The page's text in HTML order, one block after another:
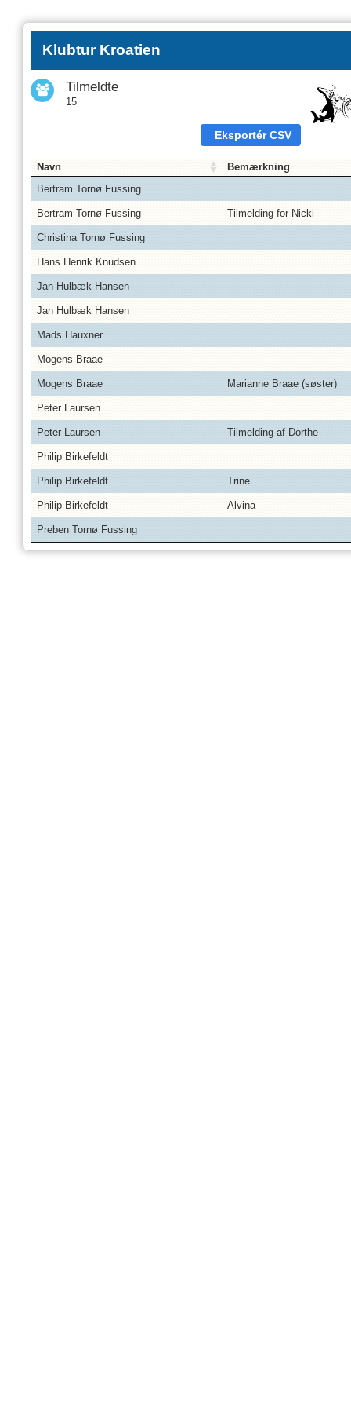
Klubtur Kroatien
Tilmeldte
15
Eksportér CSV
Navn
Bemærkning
Bertram Tornø Fussing
Bertram Tornø Fussing Tilmelding for Nicki
Christina Tornø Fussing
Hans Henrik Knudsen
Jan Hulbæk Hansen
Jan Hulbæk Hansen
Mads Hauxner
Mogens Braae
Mogens Braae Marianne Braae (søster)
Peter Laursen
Peter Laursen Tilmelding af Dorthe
Philip Birkefeldt
Philip Birkefeldt Trine
Philip Birkefeldt Alvina
Preben Tornø Fussing